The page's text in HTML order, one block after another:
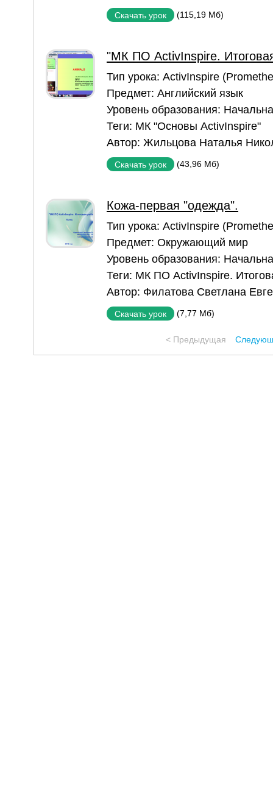
Скачать урок (115,19 Мб)
"МК ПО ActivInspire.
Тип урока: ActivInspire
Предмет: Английский язык
Уровень образования:
Теги: МК "Основы ActivInspire"
Автор: Жильцова Наталья
Скачать урок (43,96 Мб)
Кожа-первая "одежда".
Тип урока: ActivInspire
Предмет: Окружающий мир
Уровень образования:
Теги: МК ПО ActivInspire.
Автор: Филатова Светлана
Скачать урок (7,77 Мб)
< Предыдущая